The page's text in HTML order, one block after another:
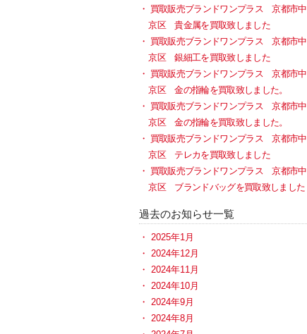
買取販売ブランドワンプラス 京都市中
京区 貴金属を買取致しました
買取販売ブランドワンプラス 京都市中
京区 銀細工を買取致しました
買取販売ブランドワンプラス 京都市中
京区 金の指輪を買取致しました。
買取販売ブランドワンプラス 京都市中
京区 金の指輪を買取致しました。
買取販売ブランドワンプラス 京都市中
京区 テレカを買取致しました
買取販売ブランドワンプラス 京都市中
京区 ブランドバッグを買取致しました
過去のお知らせ一覧
2025年1月
2024年12月
2024年11月
2024年10月
2024年9月
2024年8月